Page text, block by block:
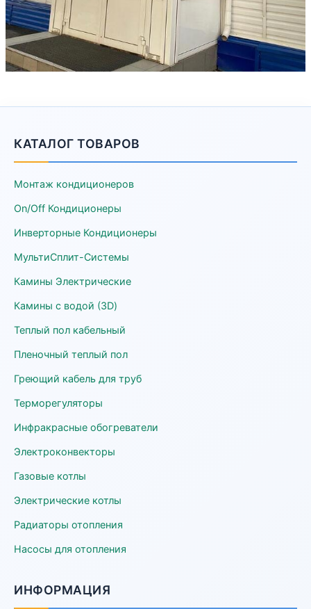
КАТАЛОГ ТОВАРОВ
Монтаж кондиционеров
On/Off Кондиционеры
Инверторные Кондиционеры
МультиСплит-Системы
Камины Электрические
Камины с водой (3D)
Теплый пол кабельный
Пленочный теплый пол
Греющий кабель для труб
Терморегуляторы
Инфракрасные обогреватели
Электроконвекторы
Газовые котлы
Электрические котлы
Радиаторы отопления
Насосы для отопления
ИНФОРМАЦИЯ